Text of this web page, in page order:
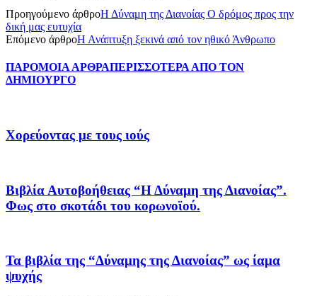
Προηγούμενο άρθροΗ Δύναμη της Διανοίας Ο δρόμος προς την
δική μας ευτυχία
Επόμενο άρθροΗ Ανάπτυξη ξεκινά από τον ηθικό Άνθρωπο
ΠΑΡΟΜΟΙΑ ΑΡΘΡΑΠΕΡΙΣΣΟΤΕΡΑ ΑΠΟ ΤΟΝ
ΔΗΜΙΟΥΡΓΟ
Χορεύοντας με τους ιούς
Βιβλία Αυτοβοήθειας “Η Δύναμη της Διανοίας”.
Φως στο σκοτάδι του κορωνοϊού.
Τα βιβλία της “Δύναμης της Διανοίας” ως ίαμα
ψυχής